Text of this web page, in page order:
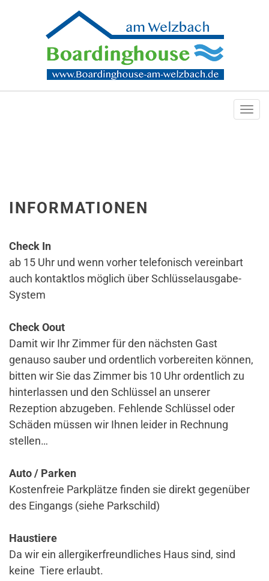
INFORMATIONEN
Check In
ab 15 Uhr und wenn vorher telefonisch vereinbart
auch kontaktlos möglich über Schlüsselausgabe-
System
Check Oout
Damit wir Ihr Zimmer für den nächsten Gast
genauso sauber und ordentlich vorbereiten können,
bitten wir Sie das Zimmer bis 10 Uhr ordentlich zu
hinterlassen und den Schlüssel an unserer
Rezeption abzugeben. Fehlende Schlüssel oder
Schäden müssen wir Ihnen leider in Rechnung
stellen…
Auto / Parken
Kostenfreie Parkplätze finden sie direkt gegenüber
des Eingangs (siehe Parkschild)
Haustiere
Da wir ein allergikerfreundliches Haus sind, sind
keine Tiere erlaubt.